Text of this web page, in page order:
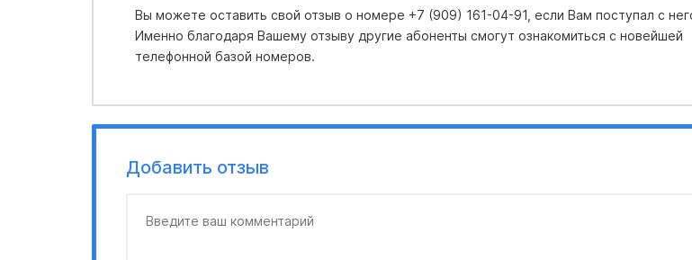
Вы можете оставить свой отзыв о номере +7 (909) 161-04-91, если Вам поступал с
Именно благодаря Вашему отзыву другие абоненты смогут ознакомиться с новейшей
телефонной базой номеров.
Добавить отзыв